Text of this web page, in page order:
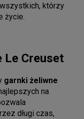
którzy
życie.
Le Creuset
garnki żeliwne
na
długi czas,